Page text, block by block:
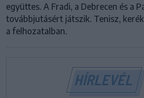
együttes. A Fradi, a Debrecen és a
továbbjutásért játszik. Tenisz,
a felhozatalban.
HÍRLEVÉL